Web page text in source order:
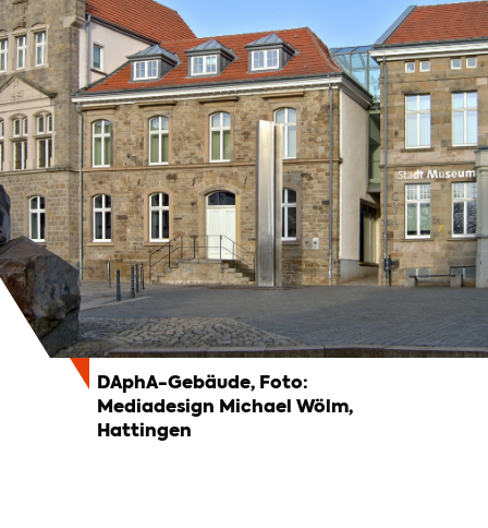
DAphA-Gebäude, Foto:
Mediadesign Michael Wölm,
Hattingen